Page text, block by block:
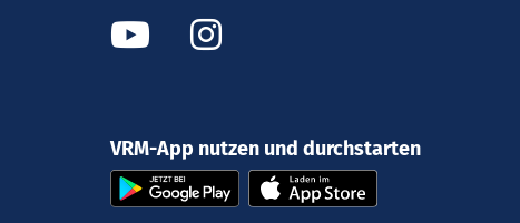
VRM-App nutzen und durchstarten